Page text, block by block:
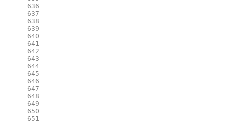
636
637
638
639
640
641
642
643
644
645
646
647
648
649
650
651